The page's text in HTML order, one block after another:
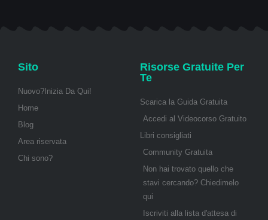
Sito
Nuovo?Inizia Da Qui!
Home
Blog
Area riservata
Chi sono?
Risorse Gratuite Per
Te
Scarica la Guida Gratuita
Accedi al Videocorso Gratuito
Libri consigliati
Community Gratuita
Non hai trovato quello che
stavi cercando? Chiedimelo
qui
Iscriviti alla lista d'attesa di